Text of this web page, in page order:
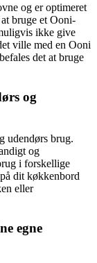
og er optimeret
bruge et Ooni-
ikke give
ville med en Ooni
det at bruge
og
udendørs brug.
og
i forskellige
dit køkkenbord
eller
egne